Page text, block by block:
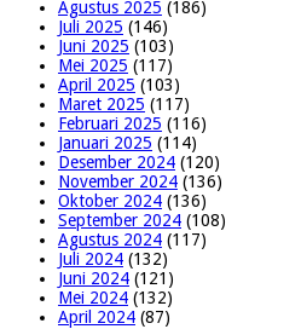
Agustus 2025 (186)
Juli 2025 (146)
Juni 2025 (103)
Mei 2025 (117)
April 2025 (103)
Maret 2025 (117)
Februari 2025 (116)
Januari 2025 (114)
Desember 2024 (120)
November 2024 (136)
Oktober 2024 (136)
September 2024 (108)
Agustus 2024 (117)
Juli 2024 (132)
Juni 2024 (121)
Mei 2024 (132)
April 2024 (87)